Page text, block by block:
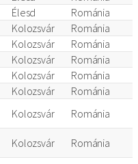
Élesd
Románia
Kolozsvár
Románia
Kolozsvár
Románia
Kolozsvár
Románia
Kolozsvár
Románia
Kolozsvár
Románia
Kolozsvár Románia
Kolozsvár Románia